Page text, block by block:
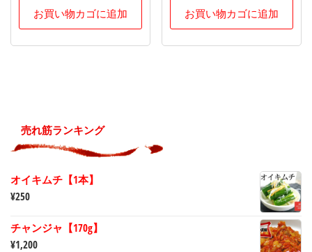
お買い物カゴに追加 お買い物カゴに追加
売れ筋ランキング
オイキムチ【1本】
¥250
チャンジャ【170g】
¥1,200